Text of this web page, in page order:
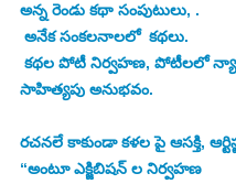
అన్న రెండు కథా సంపుటులు, .
అనేక సంకలనాలలో  కథలు.
సాహిత్యపు అనుభవం.
రచనలే కాకుండా కళల పై ఆసక్తి,
“అంటూ ఎక్జిబిషన్ ల నిర్వహణ